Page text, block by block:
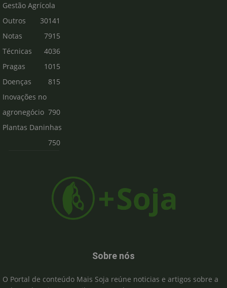
Gestão Agrícola
30141
Outros
7915
Notas
Técnicas
4036
Pragas
1015
Doenças
815
Inovações no
agronegócio 790
Plantas Daninhas
750
Sobre nós
O Portal de conteúdo Mais Soja reúne noticias e artigos sobre a